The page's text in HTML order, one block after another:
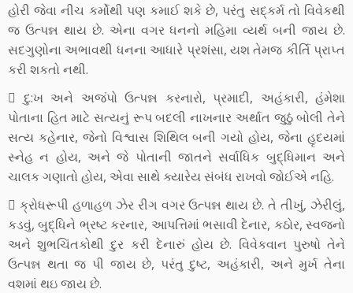
હોરી જેવા નીચ કર્મોથી પણ કમાઈ શકે છે, પરંતુ સદ્કર્મ તો વિવેકથી
જ ઉત્પન્ન થાય છે. એના વગર ધનનો મહિમા વ્યર્થ બની જાય છે.
સદગુણોના અભાવથી ધનના આધારે પ્રશંસા, યશ તેમજ કીર્તિ પ્રાપ્ત
કરી શકતો નથી.
 દુ:ખ અને અજંપો ઉત્પન્ન કરનારો, પ્રમાદી, અહંકારી, હંમેશા
પોતાના હિત માટે સત્યનું રૂપ બદલી નાખનાર અર્થાત જુઠું બોલી તેને
સત્ય કહેનાર, જેનો વિશ્વાસ શિથિલ બની ગયો હોય, જેના હૃદયમાં
સ્નેહ ન હોય, અને જે પોતાની જાતને સર્વાધિક બુદ્ધિમાન અને
ચાલક ગણાતો હોય, એવા સાથે ક્યારેય સંબંધ રાખવો જોઈએ નહિ.
 ક્રોધરૂપી હળાહળ ઝેર રીગ વગર ઉત્પન્ન થાય છે. તે તીખું, ઝેરીલું,
કડવું, બુદ્ધિને ભ્રષ્ટ કરનાર, આપત્તિમાં ભસાવી દેનાર, કઠોર, સ્વજનો
અને શુભચિંતકોથી દુર કરી દેનારું હોય છે. વિવેકવાન પુરુષો તેને
ઉત્પન્ન થતા જ પી જાય છે, પરંતુ દુષ્ટ, અહંકારી, અને મુર્ખ તેના
વશમાં થઇ જાય છે.